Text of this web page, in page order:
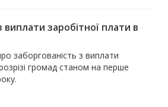
виплати заробітної плати в
заборгованість з виплати
громад станом на перше